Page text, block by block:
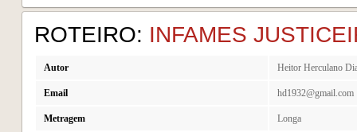
ROTEIRO: INFAMES
Autor Heitor Herculano
Email hd1932@gmail.com
Metragem Longa